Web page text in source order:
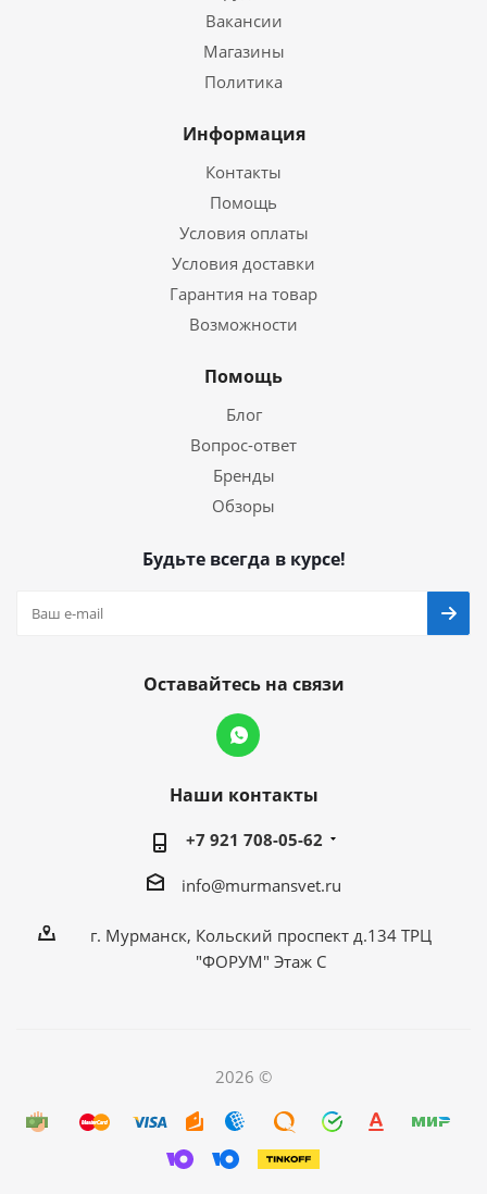
Вакансии
Магазины
Политика
Информация
Контакты
Помощь
Условия оплаты
Условия доставки
Гарантия на товар
Возможности
Помощь
Блог
Вопрос-ответ
Бренды
Обзоры
Будьте всегда в курсе!
Оставайтесь на связи
Наши контакты
+7 921 708-05-62
info@murmansvet.ru
г. Мурманск, Кольский проспект д.134 ТРЦ
"ФОРУМ" Этаж С
2026 ©